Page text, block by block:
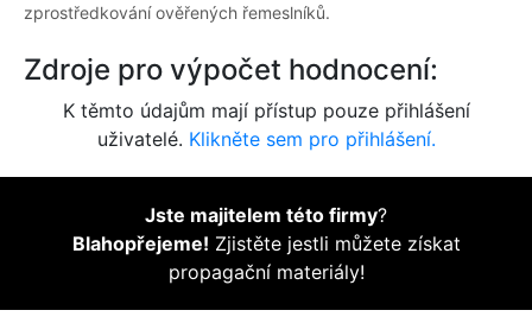
zprostředkování ověřených řemeslníků.
Zdroje pro výpočet hodnocení:
K těmto údajům mají přístup pouze přihlášení
uživatelé. Klikněte sem pro přihlášení.
Jste majitelem této firmy?
Blahopřejeme! Zjistěte jestli můžete získat
propagační materiály!